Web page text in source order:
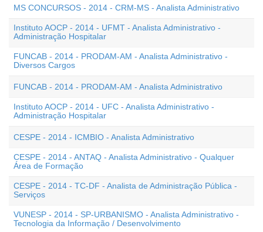
MS CONCURSOS - 2014 - CRM-MS - Analista Administrativo
Instituto AOCP - 2014 - UFMT - Analista Administrativo -
Administração Hospitalar
FUNCAB - 2014 - PRODAM-AM - Analista Administrativo -
Diversos Cargos
FUNCAB - 2014 - PRODAM-AM - Analista Administrativo
Instituto AOCP - 2014 - UFC - Analista Administrativo -
Administração Hospitalar
CESPE - 2014 - ICMBIO - Analista Administrativo
CESPE - 2014 - ANTAQ - Analista Administrativo - Qualquer
Área de Formação
CESPE - 2014 - TC-DF - Analista de Administração Pública -
Serviços
VUNESP - 2014 - SP-URBANISMO - Analista Administrativo -
Tecnologia da Informação / Desenvolvimento